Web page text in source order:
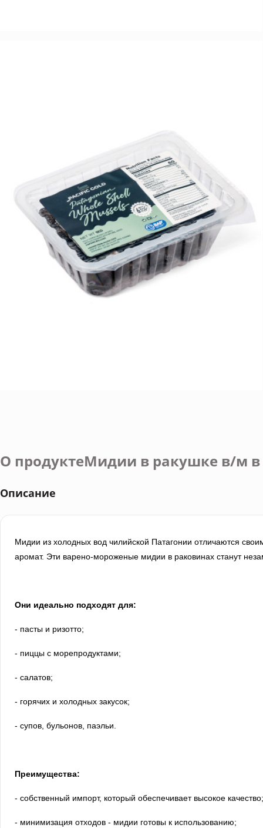
О продуктеМидии в ракушке в/м в
Описание
Мидии из холодных вод чилийской Патагонии отличаются
аромат. Эти варено-мороженые мидии в раковинах станут
Они идеально подходят для:
- пасты и ризотто;
- пиццы с морепродуктами;
- салатов;
- горячих и холодных закусок;
- супов, бульонов, паэльи.
Преимущества:
- собственный импорт, который обеспечивает высокое качество;
- минимизация отходов - мидии готовы к использованию;